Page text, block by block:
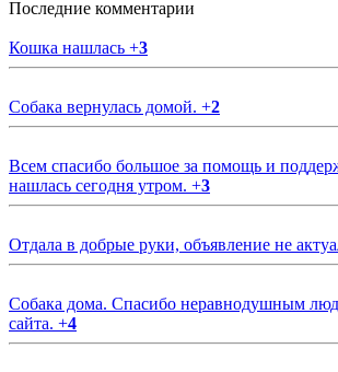
Последние комментарии
Кошка нашлась +3
Собака вернулась домой. +2
Всем спасибо большое за помощь и
нашлась сегодня утром. +3
Отдала в добрые руки, объявление не
Собака дома. Спасибо неравнодушным
сайта. +4